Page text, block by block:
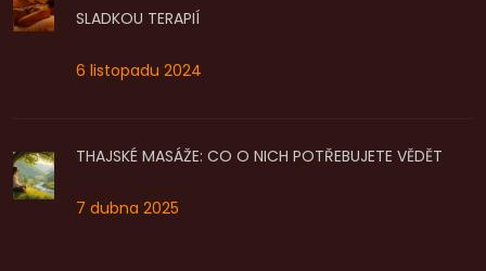
SLADKOU TERAPIÍ
6 listopadu 2024
THAJSKÉ MASÁŽE: CO O NICH POTŘEBUJETE VĚDĚT
7 dubna 2025